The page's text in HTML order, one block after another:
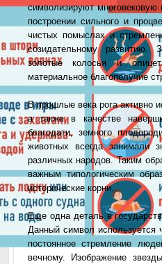
символизируют многовековую
построении сильного и
чистых помыслах и
созидательному развитию.
золотые колосья и
материальное благополучие
В прошлые века рога активно
а также в качестве
благодати, земного
животных всегда занимали
различных народов. Таким
важным типологическим
исторические корни.
Еще одна деталь в
Данный символ используется
постоянное стремление
вечному. Изображение